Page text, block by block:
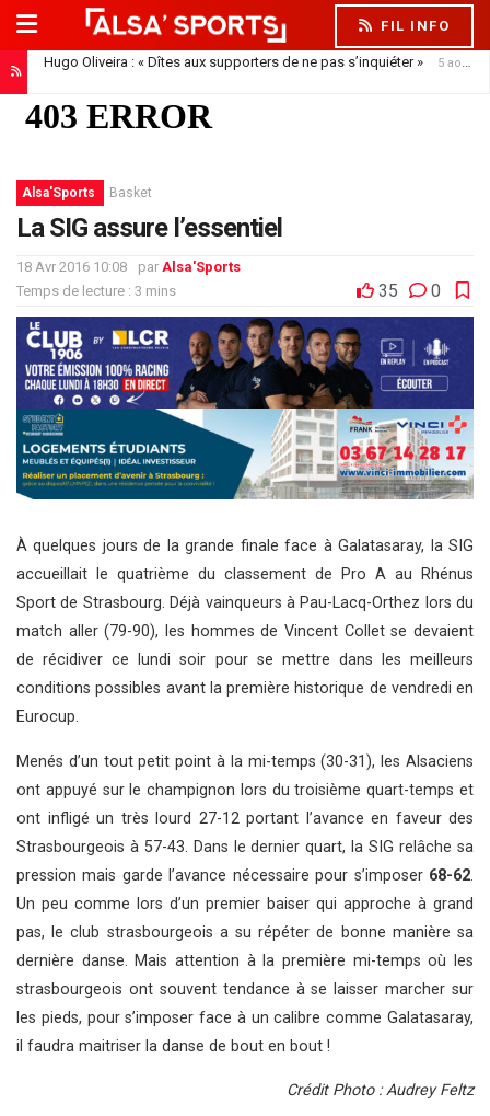
FIL INFO
Hugo Oliveira : « Dîtes aux supporters de ne pas s’inquiéter » 5 août 2026
Alsa'Sports Basket
La SIG assure l’essentiel
18 Avr 2016 10:08 par Alsa'Sports
Temps de lecture : 3 mins
35 0
À quelques jours de la grande finale face à Galatasaray, la SIG
accueillait le quatrième du classement de Pro A au Rhénus
Sport de Strasbourg. Déjà vainqueurs à Pau-Lacq-Orthez lors du
match aller (79-90), les hommes de Vincent Collet se devaient
de récidiver ce lundi soir pour se mettre dans les meilleurs
conditions possibles avant la première historique de vendredi en
Eurocup.
Menés d’un tout petit point à la mi-temps (30-31), les Alsaciens
ont appuyé sur le champignon lors du troisième quart-temps et
ont infligé un très lourd 27-12 portant l’avance en faveur des
Strasbourgeois à 57-43. Dans le dernier quart, la SIG relâche sa
pression mais garde l’avance nécessaire pour s’imposer 68-62.
Un peu comme lors d’un premier baiser qui approche à grand
pas, le club strasbourgeois a su répéter de bonne manière sa
dernière danse. Mais attention à la première mi-temps où les
strasbourgeois ont souvent tendance à se laisser marcher sur
les pieds, pour s’imposer face à un calibre comme Galatasaray,
il faudra maitriser la danse de bout en bout !
Crédit Photo : Audrey Feltz